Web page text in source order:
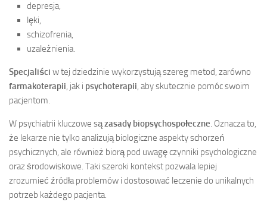
depresja,
lęki,
schizofrenia,
uzależnienia.
Specjaliści w tej dziedzinie wykorzystują szereg metod, zarówno
farmakoterapii, jak i psychoterapii, aby skutecznie pomóc swoim
pacjentom.
W psychiatrii kluczowe sązasady biopsychospołeczne. Oznacza to,
że lekarze nie tylko analizują biologiczne aspekty schorzeń
psychicznych, ale również biorą pod uwagę czynniki psychologiczne
oraz środowiskowe. Taki szeroki kontekst pozwala lepiej
zrozumieć źródła problemów i dostosować leczenie do unikalnych
potrzeb każdego pacjenta.